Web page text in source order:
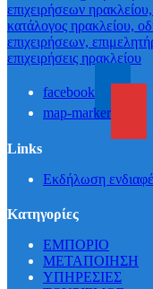
facebook
map-marker
Links
Εκδήλωση
Κατηγορίες
ΕΜΠΟΡΙΟ
ΜΕΤΑΠΟΙΗΣΗ
ΥΠΗΡΕΣΙΕΣ